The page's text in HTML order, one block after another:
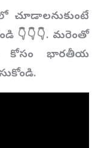
👇👇👇. మరెంతో
కోసం భారతీయ